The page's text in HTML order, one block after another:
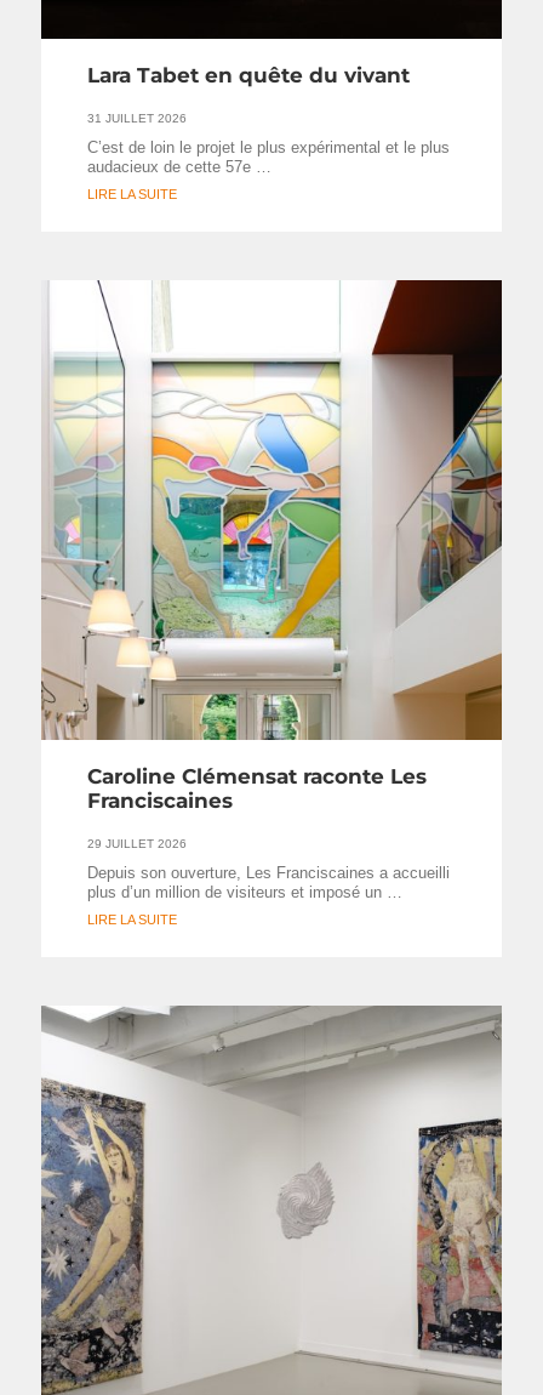
Lara Tabet en quête du vivant
31 JUILLET 2026
C’est de loin le projet le plus expérimental et le plus
audacieux de cette 57e …
LIRE LA SUITE
Caroline Clémensat raconte Les
Franciscaines
29 JUILLET 2026
Depuis son ouverture, Les Franciscaines a accueilli
plus d’un million de visiteurs et imposé un …
LIRE LA SUITE